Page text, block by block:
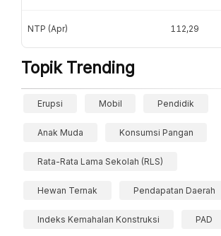
NTP (Apr) 112,29
Topik Trending
Erupsi Mobil Pendidik
Anak Muda Konsumsi Pangan
Rata-Rata Lama Sekolah (RLS)
Hewan Ternak Pendapatan Daerah
Indeks Kemahalan Konstruksi PAD